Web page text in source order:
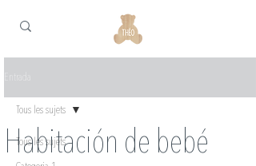
Tous les sujets
Tous les sujets
Habitación de bebé